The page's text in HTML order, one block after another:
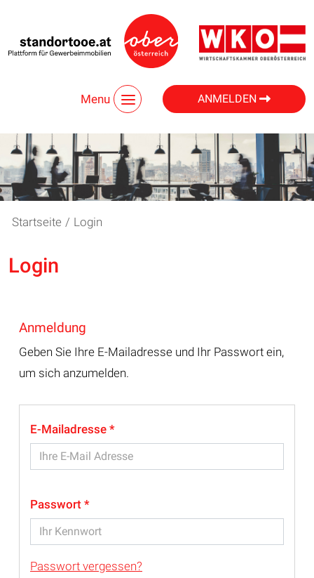
Menu ANMELDEN
Startseite / Login
Login
Anmeldung
Geben Sie Ihre E-Mailadresse und Ihr Passwort ein,
um sich anzumelden.
E-Mailadresse
Passwort
Passwort vergessen?